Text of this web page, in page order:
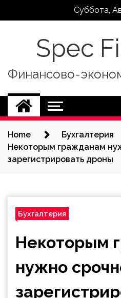
Суббота,
Spec
Финансово-
Home
Бухгалтерия
Некоторым гражданам
зарегистрировать дроны
Бухгалтерия
Некоторым
нужно